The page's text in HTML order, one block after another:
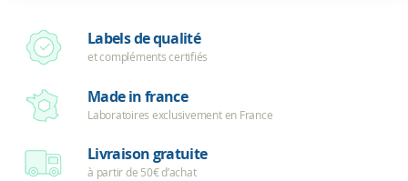
Labels de qualité
et compléments certifiés
Made in france
Laboratoires exclusivement en France
Livraison gratuite
à partir de 50€ d’achat